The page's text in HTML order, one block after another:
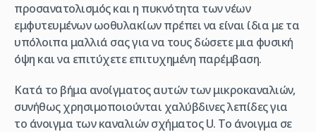
προσανατολισμός και η πυκνότητα των νέων
εμφυτευμένων ωοθυλακίων πρέπει να είναι ίδια με τα
υπόλοιπα μαλλιά σας για να τους δώσετε μια φυσική
όψη και να επιτύχετε επιτυχημένη παρέμβαση.
Κατά το βήμα ανοίγματος αυτών των μικροκαναλιών,
συνήθως χρησιμοποιούνται χαλύβδινες λεπίδες για
το άνοιγμα των καναλιών σχήματος U. Το άνοιγμα σε